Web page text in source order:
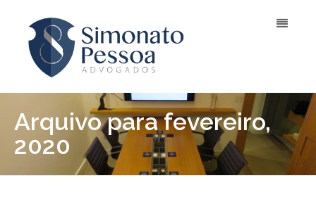
Arquivo para fevereiro,
2020